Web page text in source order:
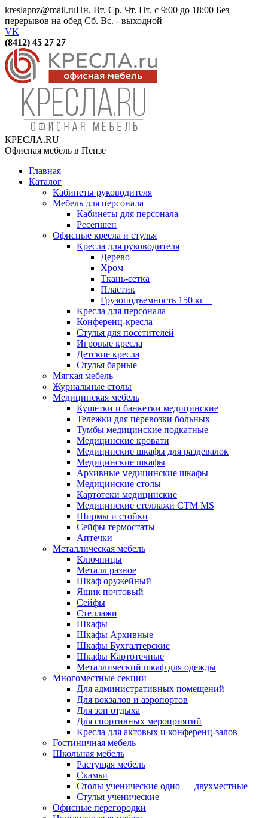
kreslapnz@mail.ruПн. Вт. Ср. Чт. Пт. с 9:00 до 18:00 Без
перерывов на обед Сб. Вс. - выходной
VK
(8412) 45 27 27
КРЕСЛА.RU
Офисная мебель в Пензе
Главная
Каталог
Кабинеты руководителя
Мебель для персонала
Кабинеты для персонала
Ресепшен
Офисные кресла и стулья
Кресла для руководителя
Дерево
Хром
Ткань-сетка
Пластик
Грузоподъемность 150 кг +
Кресла для персонала
Конференц-кресла
Стулья для посетителей
Игровые кресла
Детские кресла
Стулья барные
Мягкая мебель
Журнальные столы
Медицинская мебель
Кушетки и банкетки медицинские
Тележки для перевозки больных
Тумбы медицинские подкатные
Медицинские кровати
Медицинские шкафы для раздевалок
Медицинские шкафы
Архивные медицинские шкафы
Медицинские столы
Картотеки медицинские
Медицинские стеллажи CTM MS
Ширмы и стойки
Сейфы термостаты
Аптечки
Металлическая мебель
Ключницы
Металл разное
Шкаф оружейный
Ящик почтовый
Сейфы
Стеллажи
Шкафы
Шкафы Архивные
Шкафы Бухгалтерские
Шкафы Картотечные
Металлический шкаф для одежды
Многоместные секции
Для административных помещений
Для вокзалов и аэропортов
Для зон отдыха
Для спортивных мероприятий
Кресла для актовых и конференц-залов
Гостиничная мебель
Школьная мебель
Растущая мебель
Скамьи
Столы ученические одно — двухместные
Стулья ученические
Офисные перегородки